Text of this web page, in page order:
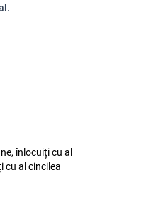
înlocuiți cu al
cu al cincilea